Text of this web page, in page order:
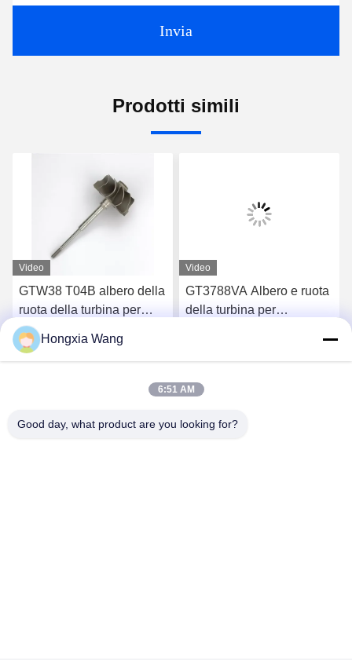
Invia
Prodotti simili
Video
GTW38 T04B albero della
ruota della turbina per
turbocompressori 407276-
6 407276-19 446905-2
446905-5Chatta Adesso
Video
GT3788VA Albero e ruota
della turbina per
5002S
Chatta Adesso
Hongxia Wang
6:51 AM
Good day, what product are you looking for?